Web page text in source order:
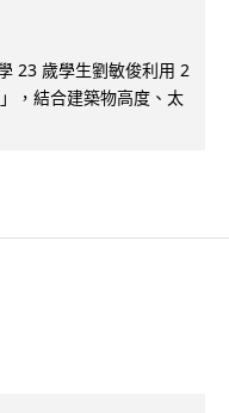
23 歲學生劉敏俊利用 2
，結合建築物高度、太